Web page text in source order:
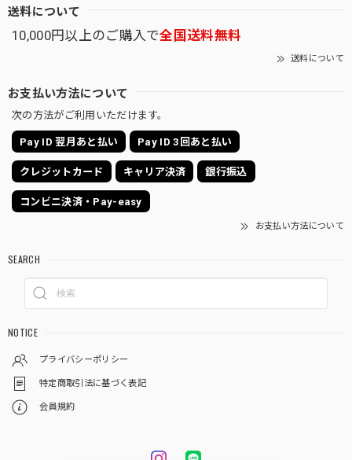
送料について
10,000円以上のご購入で全国送料無料
送料について
お支払い方法について
次の方法がご利用いただけます。
Pay ID 翌月あと払い Pay ID 3回あと払い
クレジットカード キャリア決済 銀行振込
コンビニ決済・Pay-easy
お支払い方法について
SEARCH
NOTICE
プライバシーポリシー
特定商取引法に基づく表記
会員規約